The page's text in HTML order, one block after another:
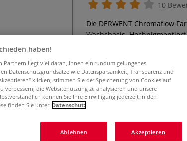
10
Die DERWENT Chromaflow
Wachsbasis.
haben!
Partnern liegt viel daran, Ihnen ein rundum gelungenes
Datenschutzgrundsätze wie Datensparsamkeit, Transparenz und
klicken, stimmen Sie der Speicherung von Cookies auf
verbessern, die Websitenutzung zu analysieren und unsere
können Sie Ihre Einwilligung jederzeit in den
finden Sie unter Datenschutz
Ablehnen Akzeptieren